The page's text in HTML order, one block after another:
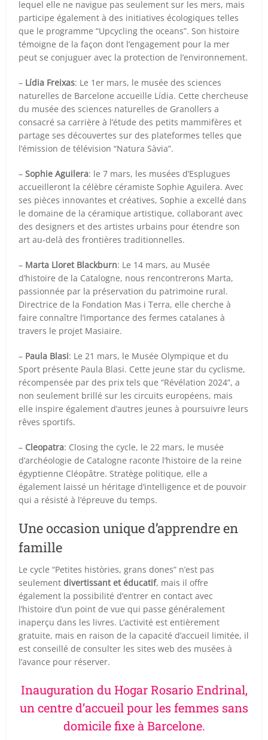
lequel elle ne navigue pas seulement sur les mers, mais
participe également à des initiatives écologiques telles
que le programme “Upcycling the oceans”. Son histoire
témoigne de la façon dont l’engagement pour la mer
peut se conjuguer avec la protection de l’environnement.
– Lídia Freixas: Le 1er mars, le musée des sciences
naturelles de Barcelone accueille Lídia. Cette chercheuse
du musée des sciences naturelles de Granollers a
consacré sa carrière à l’étude des petits mammifères et
partage ses découvertes sur des plateformes telles que
l’émission de télévision “Natura Sàvia”.
–Sophie Aguilera: le 7 mars, les musées d’Esplugues
accueilleront la célèbre céramiste Sophie Aguilera. Avec
ses pièces innovantes et créatives, Sophie a excellé dans
le domaine de la céramique artistique, collaborant avec
des designers et des artistes urbains pour étendre son
art au-delà des frontières traditionnelles.
– Marta Lloret Blackburn: Le 14 mars, au Musée
d’histoire de la Catalogne, nous rencontrerons Marta,
passionnée par la préservation du patrimoine rural.
Directrice de la Fondation Mas i Terra, elle cherche à
faire connaître l’importance des fermes catalanes à
travers le projet Masiaire.
– Paula Blasi: Le 21 mars, le Musée Olympique et du
Sport présente Paula Blasi. Cette jeune star du cyclisme,
récompensée par des prix tels que “Révélation 2024”, a
non seulement brillé sur les circuits européens, mais
elle inspire également d’autres jeunes à poursuivre leurs
rêves sportifs.
– Cleopatra: Closing the cycle, le 22 mars, le musée
d’archéologie de Catalogne raconte l’histoire de la reine
égyptienne Cléopâtre. Stratège politique, elle a
également laissé un héritage d’intelligence et de pouvoir
qui a résisté à l’épreuve du temps.
Une occasion unique d’apprendre en
famille
Le cycle “Petites històries, grans dones” n’est pas
seulementdivertissant et éducatif, mais il offre
également la possibilité d’entrer en contact avec
l’histoire d’un point de vue qui passe généralement
inaperçu dans les livres. L’activité est entièrement
gratuite, mais en raison de la capacité d’accueil limitée, il
est conseillé de consulter les sites web des musées à
l’avance pour réserver.
Inauguration du Hogar Rosario Endrinal,
un centre d’accueil pour les femmes sans
domicile fixe à Barcelone.